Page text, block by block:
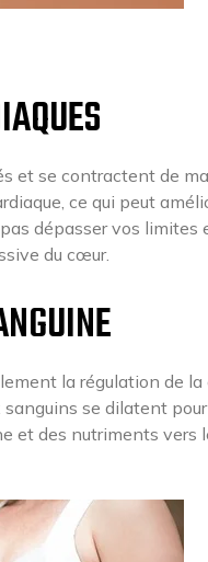
et se contractent de
ce qui peut
dépasser vos limites
du cœur.
la régulation de
sanguins se dilatent
et des nutriments vers